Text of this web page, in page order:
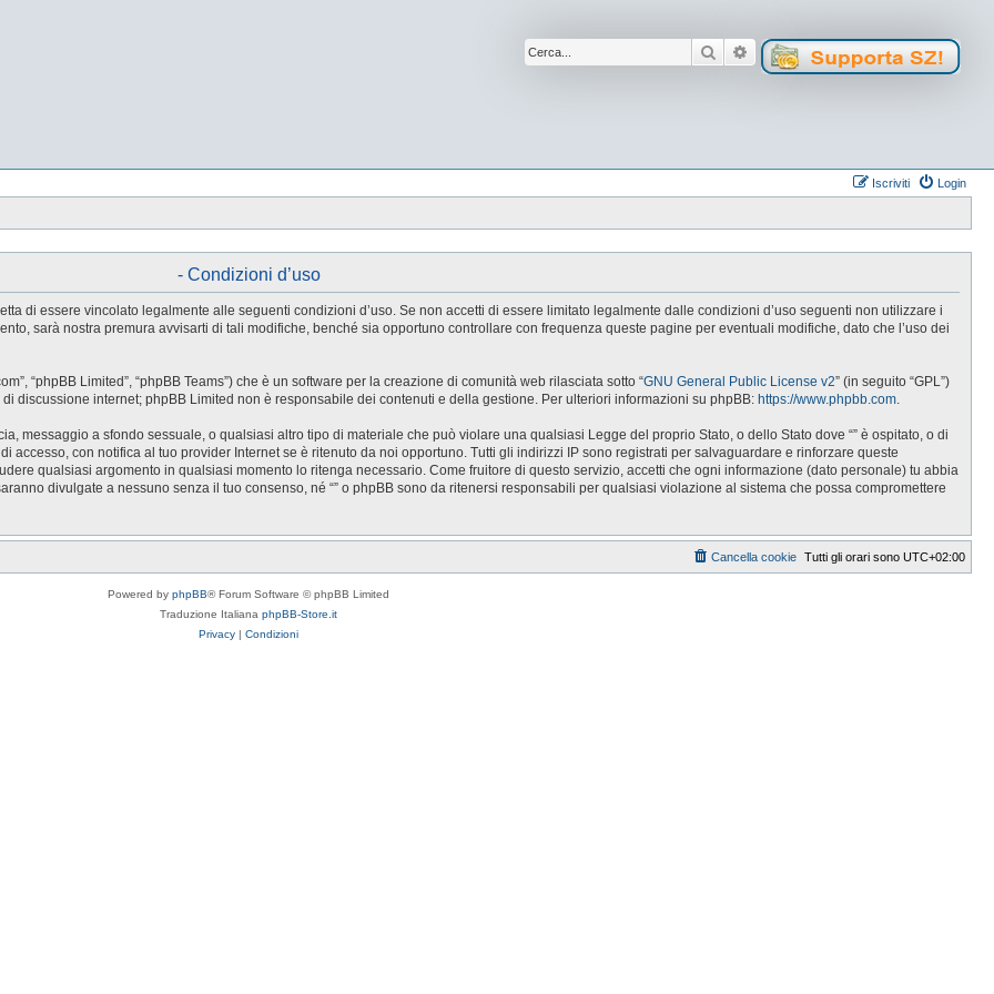
Cerca Ricerca avanzata
Login
Iscriviti
- Condizioni d’uso
di essere vincolato legalmente alle seguenti condizioni d’uso. Se non accetti di essere limitato legalmente dalle condizioni d’uso seguenti non utilizzare i
sarà nostra premura avvisarti di tali modifiche, benché sia opportuno controllare con frequenza queste pagine per eventuali modifiche, dato che l’uso dei
“phpBB Limited”, “phpBB Teams”) che è un software per la creazione di comunità web rilasciata sotto “GNU General Public License v2” (in seguito “GPL”)
discussione internet; phpBB Limited non è responsabile dei contenuti e della gestione. Per ulteriori informazioni su phpBB: https://www.phpbb.com.
messaggio a sfondo sessuale, o qualsiasi altro tipo di materiale che può violare una qualsiasi Legge del proprio Stato, o dello Stato dove “” è ospitato, o di
accesso, con notifica al tuo provider Internet se è ritenuto da noi opportuno. Tutti gli indirizzi IP sono registrati per salvaguardare e rinforzare queste
qualsiasi argomento in qualsiasi momento lo ritenga necessario. Come fruitore di questo servizio, accetti che ogni informazione (dato personale) tu abbia
divulgate a nessuno senza il tuo consenso, né “” o phpBB sono da ritenersi responsabili per qualsiasi violazione al sistema che possa compromettere
Tutti gli orari sono UTC+02:00
Cancella cookie
Powered by phpBB® Forum Software © phpBB Limited
Traduzione Italiana phpBB-Store.it
Privacy | Condizioni